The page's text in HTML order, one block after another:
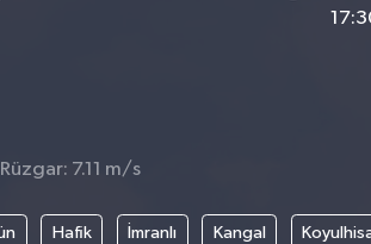
7.11 m/s
Hafik İmranlı Kangal